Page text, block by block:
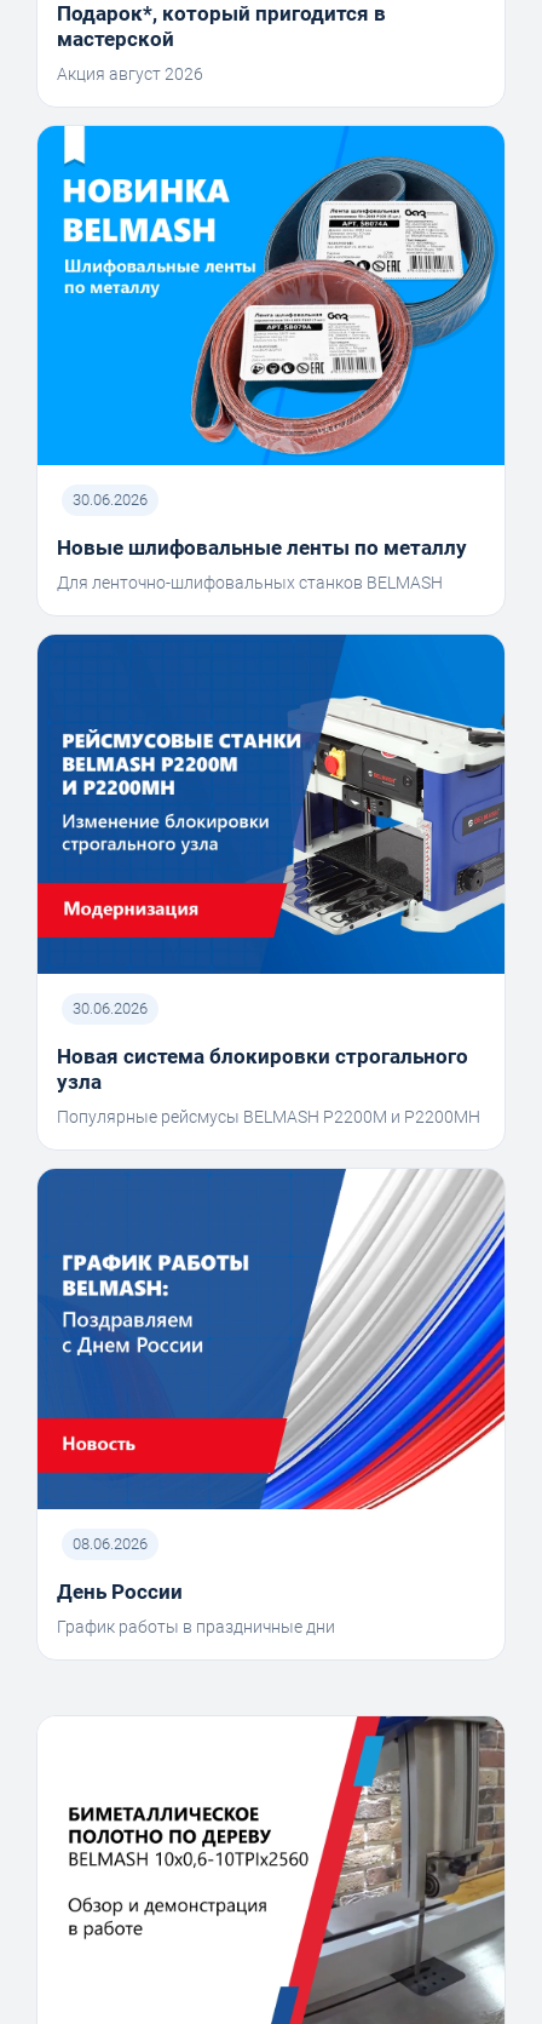
Подарок*, который пригодится в
мастерской
Акция август 2026
30.06.2026
Новые шлифовальные ленты по металлу
Для ленточно-шлифовальных станков BELMASH
30.06.2026
Новая система блокировки строгального
узла
Популярные рейсмусы BELMASH P2200M и P2200MH
08.06.2026
День России
График работы в праздничные дни